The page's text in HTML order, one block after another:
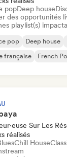
popDeep house
des opportunités
playlist(s)
pop Deep house
française French
Sur Les
réalisés
Chill House